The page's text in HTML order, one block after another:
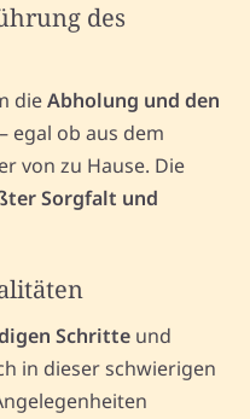
des
dieAbholung und den
egal ob aus dem
von zu Hause. Die
Sorgfalt und
Schritte und
in dieser schwierigen